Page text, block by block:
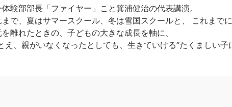
体験部部長「ファイヤー」こと箕浦健治の代表講演。
まで、夏はサマースクール、冬は雪国スクールと、 これまで
離れたときの、子どもの大きな成長を軸に、
え、親がいなくなったとしても、生きていける”たくましい子